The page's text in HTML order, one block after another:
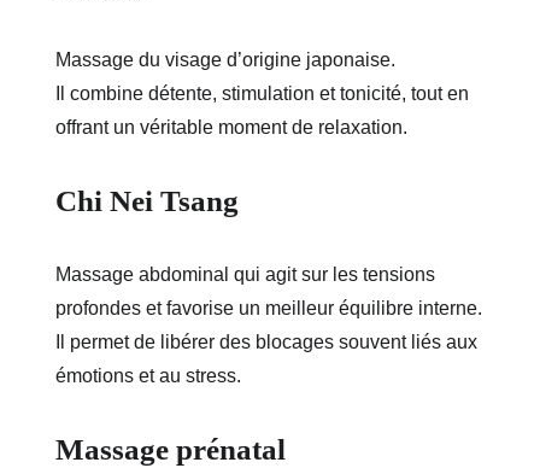
Massage du visage d’origine japonaise.
Il combine détente, stimulation et tonicité, tout en
offrant un véritable moment de relaxation.
Chi Nei Tsang
Massage abdominal qui agit sur les tensions
profondes et favorise un meilleur équilibre interne.
Il permet de libérer des blocages souvent liés aux
émotions et au stress.
Massage prénatal